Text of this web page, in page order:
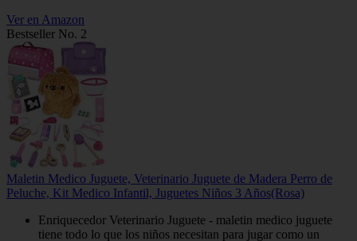
Ver en Amazon
Bestseller No. 2
Maletin Medico Juguete, Veterinario Juguete de Madera Perro de
Peluche, Kit Medico Infantil, Juguetes Niños 3 Años(Rosa)
Enriquecedor Veterinario Juguete - maletin medico juguete
tiene todo lo que los niños necesitan para jugar como un